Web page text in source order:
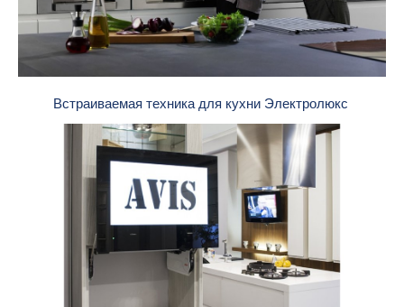
Встраиваемая техника для кухни Электролюкс